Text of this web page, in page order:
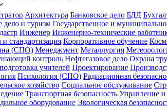
Архитектура Банковское дело БДД
дело и туризм Государственное и
Инженер Инженерно-технические
и стандартизация Корпоративное обучение
(СПО) Менеджмент Металлургия
контроль Нефтегазовое дело Охрана
учителей Проектирование
Психология (СПО) Радиационная
хозяйство Социальное обслуживание
Транспортная безопасность Управление
оборудование Экологическая